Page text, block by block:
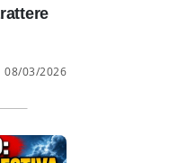
08/03/2026